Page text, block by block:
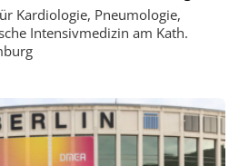
Kardiologie, Pneumologie,
Intensivmedizin am Kath.